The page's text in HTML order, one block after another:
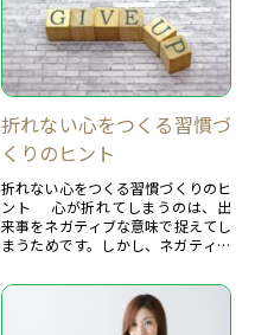
折れない心をつくる習慣づ
くりのヒント
折れない心をつくる習慣づくりのヒ
ント 心が折れてしまうのは、出
来事をネガティブな意味で捉えてし
まうためです。しかし、ネガティブ
要なものであり、そ...